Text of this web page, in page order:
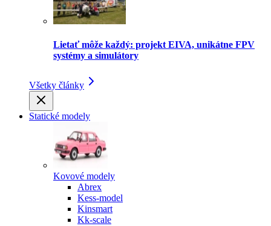
Lietať môže každý: projekt EIVA, unikátne FPV
systémy a simulátory
Všetky články
Statické modely
Kovové modely
Abrex
Kess-model
Kinsmart
Kk-scale